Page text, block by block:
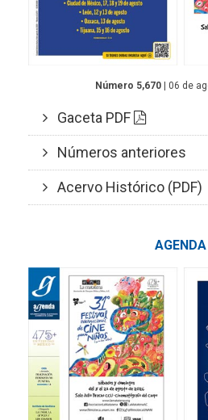
Número 5,670 | 06 de
Gaceta PDF
Números anteriores
Acervo Histórico (PDF)
AGENDA